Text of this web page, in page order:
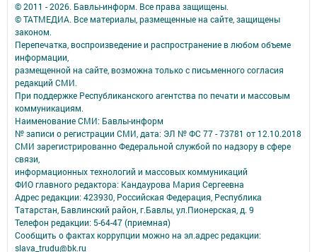
© 2011 - 2026. Бавлы-информ. Все права защищены.
© ТАТМЕДИА. Все материалы, размещенные на сайте, защищены
законом.
Перепечатка, воспроизведение и распространение в любом объеме
информации,
размещенной на сайте, возможна только с письменного согласия
редакций СМИ.
При поддержке Республиканского агентства по печати и массовым
коммуникациям.
Наименование СМИ: Бавлы-информ
№ записи о регистрации СМИ, дата: ЭЛ № ФС 77 - 73781 от 12.10.2018
СМИ зарегистрированно Федеральной службой по надзору в сфере
связи,
информационных технологий и массовых коммуникаций
ФИО главного редактора: Кандаурова Мария Сергеевна
Адрес редакции: 423930, Российская Федерация, Республика
Татарстан, Бавлинский район, г.Бавлы, ул.Пионерская, д. 9
Телефон редакции: 5-64-47 (приемная)
Сообщить о фактах коррупции можно на эл.адрес редакции:
slava_trudu@bk.ru